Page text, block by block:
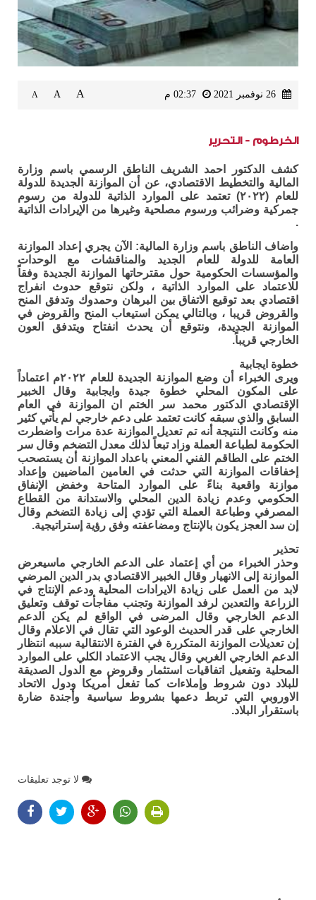
A
A
A
الخرطوم - التحرير
كشف الدكتور احمد الشريف الناطق الرسمي باسم وزارة
المالية والتخطيط الاقتصادي، عن أن الموازنة الجديدة للدولة
للعام (٢٠٢٢) تعتمد على الموارد الذاتية للدولة من رسوم
جمركية وضرائب ورسوم مصلحية وغيرها من الإيرادات الذاتية
.
واضاف الناطق باسم وزارة المالية: الآن يجري إعداد الموازنة
العامة للدولة للعام الجديد والمناقشات مع الوحدات
والمؤسسات الحكومية حول مقترحاتها الموازنة الجديدة وفقاً
للاعتماد على الموارد الذاتية ، ولكن نتوقع حدوث انفراج
اقتصادي بعد توقيع الاتفاق بين البرهان وحمدوك وتدفق المنح
والقروض قريبا ، وبالتالي يمكن استيعاب المنح والقروض في
الموازنة الجديدة، ونتوقع أن يحدث انفتاح ويتدفق العون
الخارجي قريباً.
خطوة ايجابية
ويرى الخبراء أن وضع الموازنة الجديدة للعام ٢٠٢٢م اعتماداً
على المكون المحلي خطوة جيدة وايجابية وقال الخبير
الإقتصادي الدكتور محمد سر الختم ان الموازنة في العام
السابق والذي سبقه كانت تعتمد على دعم خارجي لم يأتي كثير
منه وكانت النتيجة أنه تم تعديل الموازنة عدة مرات واضطرت
الحكومة لطباعة العملة وزاد تبعاً لذلك معدل التضخم وقال سر
الختم على الطاقم الفني المعني باعداد الموازنة أن يستصحب
إخفاقات الموازنة التي حدثت في العامين الماضيين وإعداد
موازنة واقعية بناءً على الموارد المتاحة وخفض الإنفاق
الحكومي وعدم زيادة الدين المحلي والاستدانة من القطاع
المصرفي وطباعة العملة التي تؤدي إلى زيادة التضخم وقال
إن سد العجز يكون بالإنتاج ومضاعفته وفق رؤية إستراتيجية.
تحذير
وحذر الخبراء من أي إعتماد على الدعم الخارجي ماسيعرض
الموازنة إلى الانهيار وقال الخبير الاقتصادي بدر الدين المرضي
لابد من العمل على زيادة الايرادات المحلية ودعم الإنتاج في
الزراعة والتعدين لرفد الموازنة وتجنب مفاجأت توقف وتعليق
الدعم الخارجي وقال المرضى في الواقع لم يكن الدعم
الخارجي على قدر الحديث الوعود التي تقال في الاعلام وقال
إن تعديلات الموازنة المتكررة في الفترة الانتقالية سببه انتظار
الدعم الخارجي الغربي وقال يجب الاعتماد الكلي على الموارد
المحلية وتفعيل اتفاقيات استثمار وقروض مع الدول الصديقة
للبلاد دون شروط وإملاءات كما تفعل أمريكا ودول الاتحاد
الاوروبي التي تربط دعمها بشروط سياسية وأجندة ضارة
باستقرار البلاد.
لا توجد تعليقات